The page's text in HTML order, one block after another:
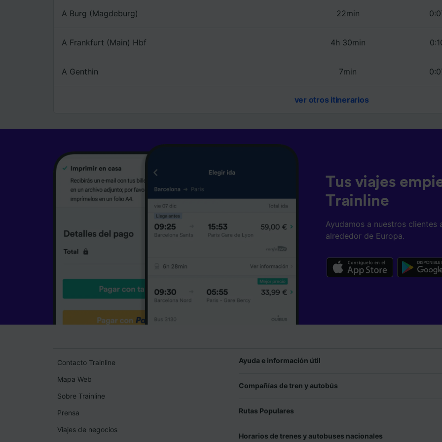
A Burg (Magdeburg) 22min
A Frankfurt (Main) Hbf 4h 30min
A Genthin 7min
ver otros itinerarios
Tus viajes
Trainline
Ayudamos a nuestros clientes
alrededor de Europa.
Contacto Trainline
Mapa Web
Sobre Trainline
Prensa
Viajes de negocios
Ayuda e información útil
Compañías de tren y autobús
Rutas Populares
Horarios de trenes y autobuses nacionales